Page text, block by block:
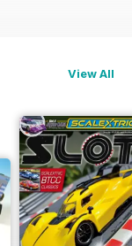
View All